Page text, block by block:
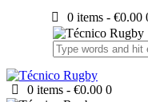
0 items - €0.00
0 items - €0.00 0